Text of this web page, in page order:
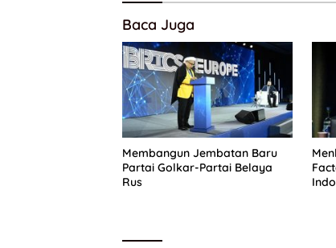
Baca Juga
Membangun Jembatan Baru
Partai Golkar-Partai Belaya
Rus